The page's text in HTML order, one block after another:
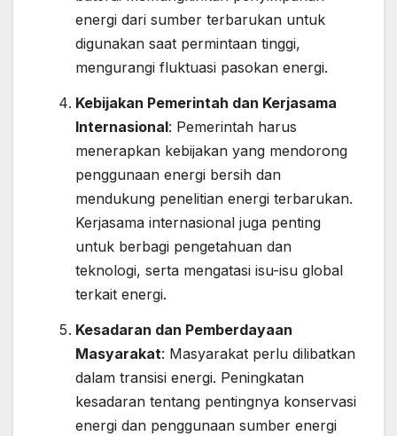
energi dari sumber terbarukan untuk
digunakan saat permintaan tinggi,
mengurangi fluktuasi pasokan energi.
Kebijakan Pemerintah dan Kerjasama
Internasional: Pemerintah harus
menerapkan kebijakan yang mendorong
penggunaan energi bersih dan
mendukung penelitian energi terbarukan.
Kerjasama internasional juga penting
untuk berbagi pengetahuan dan
teknologi, serta mengatasi isu-isu global
terkait energi.
Kesadaran dan Pemberdayaan
Masyarakat: Masyarakat perlu dilibatkan
dalam transisi energi. Peningkatan
kesadaran tentang pentingnya konservasi
energi dan penggunaan sumber energi